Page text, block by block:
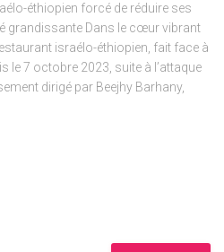
éthiopien forcé de réduire ses
grandissante Dans le cœur vibrant
israélo-éthiopien, fait face à
le 7 octobre 2023, suite à l’attaque
dirigé par Beejhy Barhany,